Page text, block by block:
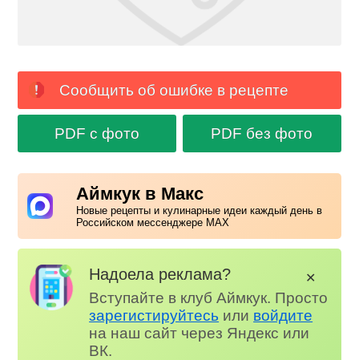
Сообщить об ошибке в рецепте
PDF с фото PDF без фото
Аймкук в Макс
Новые рецепты и кулинарные идеи каждый день в
Российском мессенджере MAX
Надоела реклама?
Вступайте в клуб Аймкук. Просто
зарегистируйтесь или войдите
на наш сайт через Яндекс или
ВК.
✕